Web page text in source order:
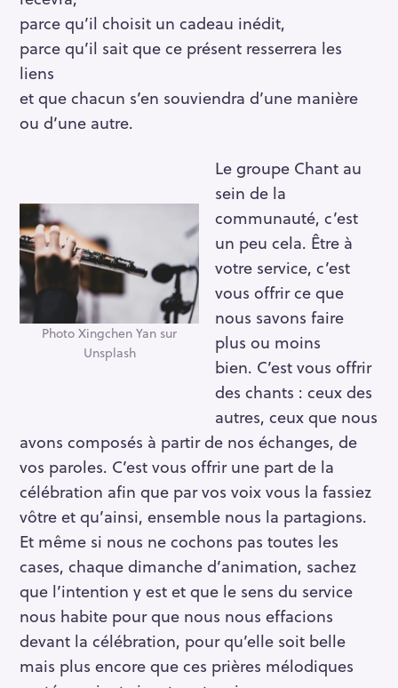
parce qu’il choisit un cadeau inédit,
parce qu’il sait que ce présent resserrera les
liens
et que chacun s’en souviendra d’une manière
ou d’une autre.
Photo Xingchen Yan sur
Unsplash
Le groupe Chant au
sein de la
communauté, c’est
un peu cela. Être à
votre service, c’est
vous offrir ce que
nous savons faire
plus ou moins
bien. C’est vous offrir
des chants : ceux des
autres, ceux que nous
avons composés à partir de nos échanges, de
vos paroles. C’est vous offrir une part de la
célébration afin que par vos voix vous la fassiez
vôtre et qu’ainsi, ensemble nous la partagions.
Et même si nous ne cochons pas toutes les
cases, chaque dimanche d’animation, sachez
que l’intention y est et que le sens du service
nous habite pour que nous nous effacions
devant la célébration, pour qu’elle soit belle
mais plus encore que ces prières mélodiques